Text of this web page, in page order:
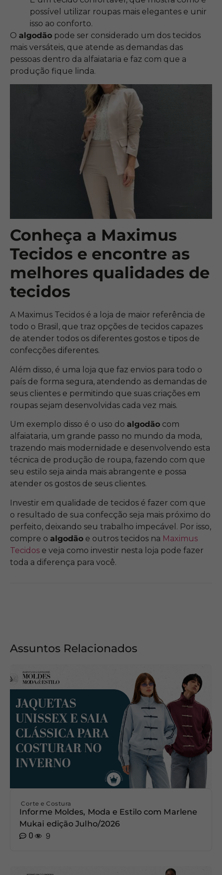
possível utilizar roupas mais elegantes e unir
isso ao conforto.
O algodão pode ser considerado um dos tecidos
mais versáteis, que atende as demandas das
pessoas dentro da alfaiataria e faz com que a
produção fique linda.
Conheça a Maximus
Tecidos e encontre as
melhores qualidades de
tecidos
A Maximus Tecidos é a loja de maior referência de
todo o Brasil, que traz opções de tecidos capazes
de atender todos os diferentes gostos e tipos de
confecções diferentes.
Além disso, é uma loja que faz envios para todo o
país de forma segura, atendendo as demandas de
seus clientes e permitindo que suas criações em
roupas sejam desenvolvidas cada vez mais.
Um exemplo disso é o uso do algodão com
alfaiataria, um grande passo no mundo da moda,
trazendo mais modernidade e desenvolvendo esta
técnica de produção de roupa, fazendo com que
seu estilo seja ainda mais abrangente e possa
atender os gostos de seus clientes.
Investir em qualidade de tecidos é fazer com que
o resultado de sua confecção seja mais próximo do
perfeito, deixando seu trabalho impecável. Por isso,
compre o algodão e outros tecidos na Maximus
Tecidos e veja como investir nesta loja pode fazer
toda a diferença para você.
Assuntos Relacionados
Corte e Costura
Informe Moldes, Moda e Estilo com Marlene
Mukai edição Julho/2026
0
9